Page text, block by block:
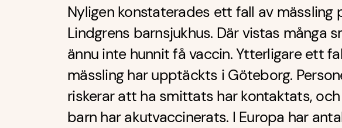
Nyligen konstaterades ett fall av mässling
Lindgrens barnsjukhus. Där vistas många
ännu inte hunnit få vaccin. Ytterligare ett
mässling har upptäckts i Göteborg.
riskerar att ha smittats har kontaktats,
barn har akutvaccinerats. I Europa har